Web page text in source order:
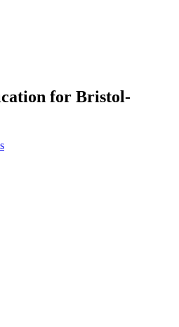
for Bristol-